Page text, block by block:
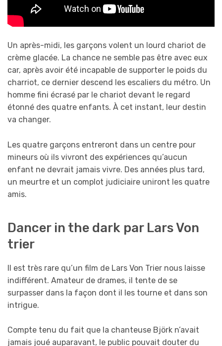
Un après-midi, les garçons volent un lourd chariot de
crème glacée. La chance ne semble pas être avec eux
car, après avoir été incapable de supporter le poids du
charriot, ce dernier descend les escaliers du métro. Un
homme fini écrasé par le chariot devant le regard
étonné des quatre enfants. À cet instant, leur destin
va changer.
Les quatre garçons entreront dans un centre pour
mineurs où ils vivront des expériences qu’aucun
enfant ne devrait jamais vivre. Des années plus tard,
un meurtre et un complot judiciaire uniront les quatre
amis.
Dancer in the dark par Lars Von
trier
Il est très rare qu’un film de Lars Von Trier nous laisse
indifférent. Amateur de drames, il tente de se
surpasser dans la façon dont il les tourne et dans son
intrigue.
Compte tenu du fait que la chanteuse Björk n’avait
jamais joué auparavant, le public pouvait douter du